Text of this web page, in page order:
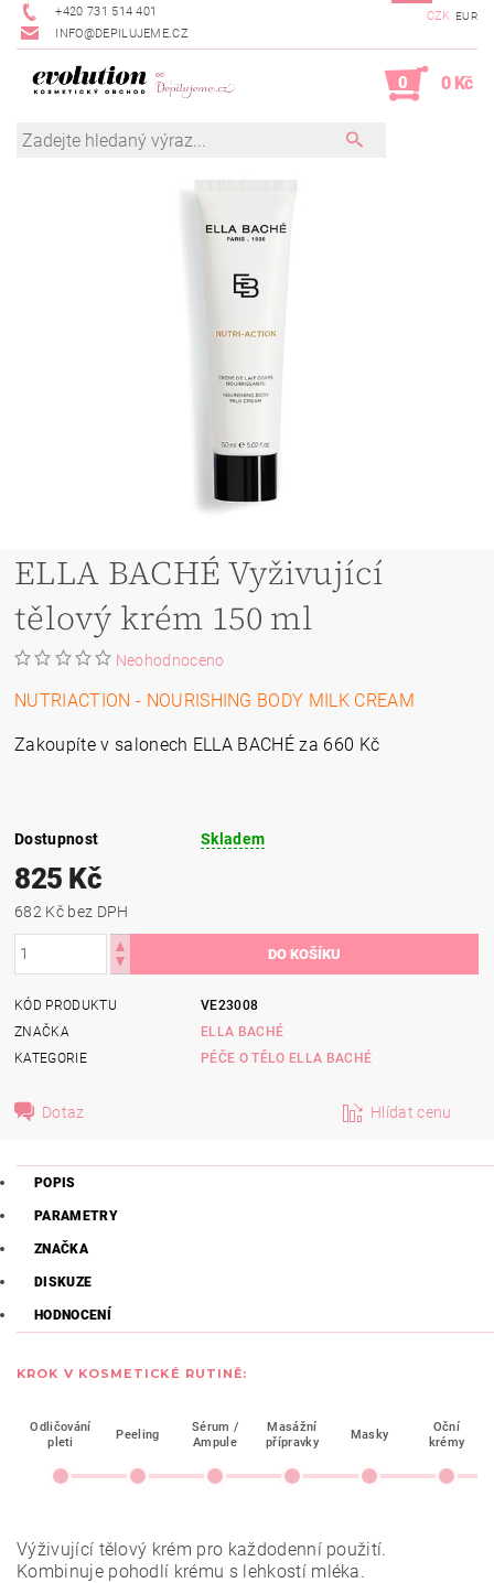
+420 731 514 401
INFO@DEPILUJEME.CZ
CZK EUR
0 0 Kč
ELLA BACHÉ Vyživující
tělový krém 150 ml
Neohodnoceno
NUTRIACTION - NOURISHING BODY MILK CREAM
Zakoupíte v salonech ELLA BACHÉ za 660 Kč
Dostupnost Skladem
825 Kč
682 Kč bez DPH
KÓD PRODUKTU
VE23008
ZNAČKA
ELLA BACHÉ
KATEGORIE
PÉČE O TĚLO ELLA BACHÉ
Dotaz Hlídat cenu
POPIS
PARAMETRY
ZNAČKA
DISKUZE
HODNOCENÍ
KROK V KOSMETICKÉ RUTINĚ:
Odličování
pleti
Peeling
Sérum /
Ampule
Masážní
přípravky
Masky
Oční
krémy
Výživující tělový krém pro každodenní použití.
Kombinuje pohodlí krému s lehkostí mléka.